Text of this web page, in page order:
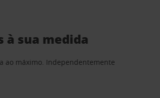
à sua medida
ao máximo. Independentemente